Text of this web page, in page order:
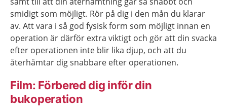
smidigt som möjligt. Rör på dig i den mån du klarar
av. Att vara i så god fysisk form som möjligt innan en
operation är därför extra viktigt och gör att din svacka
efter operationen inte blir lika djup, och att du
återhämtar dig snabbare efter operationen.
Film: Förbered dig inför din
bukoperation